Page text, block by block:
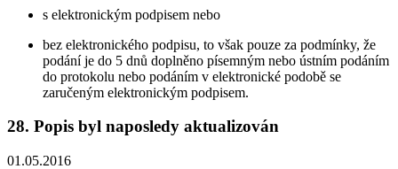
s elektronickým podpisem nebo
bez elektronického podpisu, to však pouze za podmínky, že
podání je do 5 dnů doplněno písemným nebo ústním podáním
do protokolu nebo podáním v elektronické podobě se
zaručeným elektronickým podpisem.
28. Popis byl naposledy aktualizován
01.05.2016